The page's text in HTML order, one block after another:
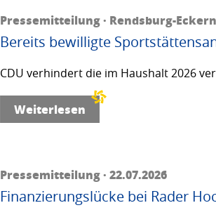
Pressemitteilung · Rendsburg-
Bereits bewilligte
CDU verhindert die im Haushalt 2026
Weiterlesen
Pressemitteilung · 22.07.2026
Finanzierungslücke bei Rader